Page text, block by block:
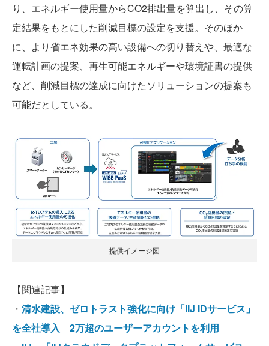
り、エネルギー使用量からCO2排出量を算出し、その算
定結果をもとにした削減目標の設定を支援。そのほか
に、より省エネ効果の高い設備への切り替えや、最適な
運転計画の提案、再生可能エネルギーや環境証書の提供
など、削減目標の達成に向けたソリューションの提案も
可能だとしている。
提供イメージ図
【関連記事】
・ 清水建設、ゼロトラスト強化に向け「IIJ IDサービス」
を全社導入 2万超のユーザーアカウントを利用